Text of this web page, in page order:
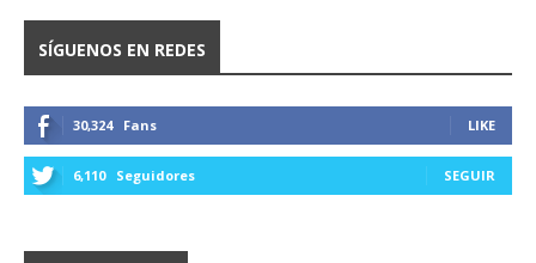
SÍGUENOS EN REDES
30,324 Fans LIKE
6,110 Seguidores SEGUIR